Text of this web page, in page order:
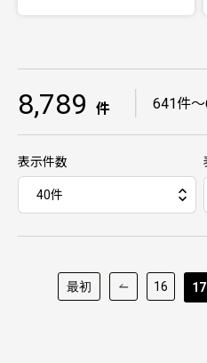
8,789 件 641件
表示件数
最初 16 17